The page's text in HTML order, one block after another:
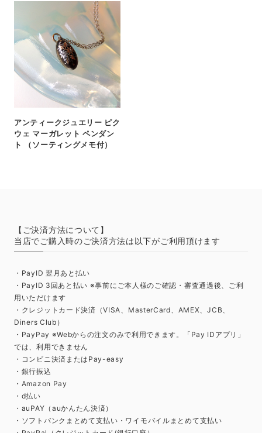
アンティークジュエリー ピク
ウェ マーガレット ペンダン
ト （ソーティングメモ付）
【ご決済方法について】
当店でご購入時のご決済方法は以下がご利用頂けます
・PayID 翌月あと払い
・PayID 3回あと払い ※事前にご本人様のご確認・審査通過後、ご利
用いただけます
・クレジットカード決済（VISA、MasterCard、AMEX、JCB、
Diners Club）
・PayPay ※Webからの注文のみで利用できます。「Pay IDアプリ」
では、利用できません
・コンビニ決済またはPay-easy
・銀行振込
・Amazon Pay
・d払い
・auPAY（auかんたん決済）
・ソフトバンクまとめて支払い・ワイモバイルまとめて支払い